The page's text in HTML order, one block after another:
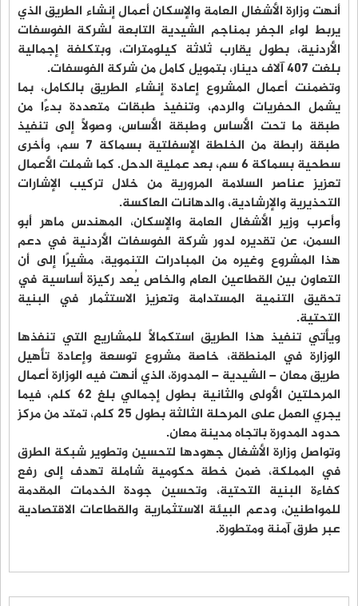
أنهت وزارة الأشغال العامة والإسكان أعمال إنشاء الطريق الذي
يربط لواء الجفر بمناجم الشيدية التابعة لشركة الفوسفات
الأردنية، بطول يقارب ثلاثة كيلومترات، وبتكلفة إجمالية
بلغت 407 آلاف دينار، بتمويل كامل من شركة الفوسفات.
وتضمنت أعمال المشروع إعادة إنشاء الطريق بالكامل، بما
يشمل الحفريات والردم، وتنفيذ طبقات متعددة بدءًا من
طبقة ما تحت الأساس وطبقة الأساس، وصولًا إلى تنفيذ
طبقة رابطة من الخلطة الإسفلتية بسماكة 7 سم، وأخرى
سطحية بسماكة 6 سم، بعد عملية الدحل. كما شملت الأعمال
تعزيز عناصر السلامة المرورية من خلال تركيب الإشارات
التحذيرية والإرشادية، والدهانات العاكسة.
وأعرب وزير الأشغال العامة والإسكان، المهندس ماهر أبو
السمن، عن تقديره لدور شركة الفوسفات الأردنية في دعم
هذا المشروع وغيره من المبادرات التنموية، مشيرًا إلى أن
التعاون بين القطاعين العام والخاص يُعد ركيزة أساسية في
تحقيق التنمية المستدامة وتعزيز الاستثمار في البنية
التحتية.
ويأتي تنفيذ هذا الطريق استكمالًا للمشاريع التي تنفذها
الوزارة في المنطقة، خاصة مشروع توسعة وإعادة تأهيل
طريق معان – الشيدية – المدورة، الذي أنهت فيه الوزارة أعمال
المرحلتين الأولى والثانية بطول إجمالي بلغ 62 كلم، فيما
يجري العمل على المرحلة الثالثة بطول 25 كلم، تمتد من مركز
حدود المدورة باتجاه مدينة معان.
وتواصل وزارة الأشغال جهودها لتحسين وتطوير شبكة الطرق
في المملكة، ضمن خطة حكومية شاملة تهدف إلى رفع
كفاءة البنية التحتية، وتحسين جودة الخدمات المقدمة
للمواطنين، ودعم البيئة الاستثمارية والقطاعات الاقتصادية
عبر طرق آمنة ومتطورة.